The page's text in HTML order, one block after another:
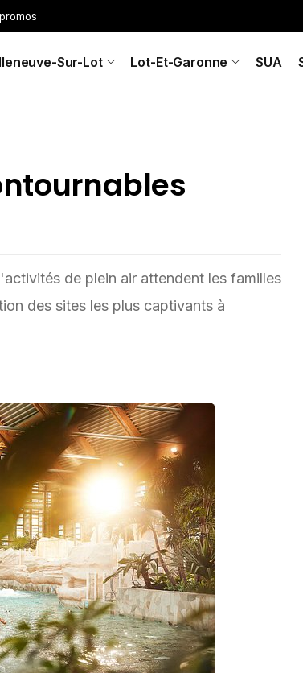
Sur-Lot Lot-Et-Garonne SUA
de plein air attendent les familles
des sites les plus captivants à